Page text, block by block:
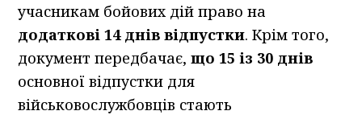
учасникам бойових дій право на
додаткові 14 днів відпустки. Крім того,
документ передбачає,що 15 із 30 днів
основної відпустки для
військовослужбовців стають